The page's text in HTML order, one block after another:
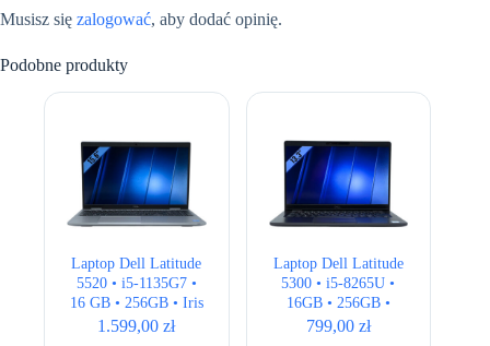
Musisz się zalogować, aby dodać opinię.
Podobne produkty
Laptop Dell Latitude
5520 • i5-1135G7 •
16 GB • 256GB • Iris
Xe • 15,6 ” Full HD
1.599,00zł
Laptop Dell Latitude
5300 • i5-8265U •
16GB • 256GB •
UHD 620 •13.3″ Full
799,00 zł